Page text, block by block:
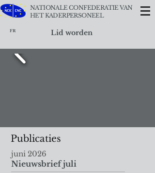
FR
NATIONALE CONFEDERATIE VAN
HET KADERPERSONEEL
Lid worden
Publicaties
juni 2026
Nieuwsbrief juli